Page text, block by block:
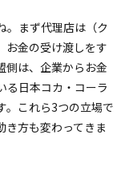
。まず代理店は（ク
お金の受け渡しをす
側は、企業からお金
る日本コカ・コーラ
。これら3つの立場で
き方も変わってきま